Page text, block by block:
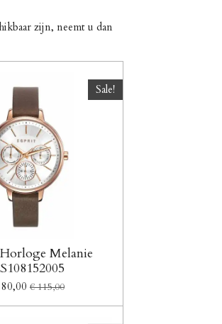
zijn, neemt u dan
Sale!
Melanie
€ 115,00